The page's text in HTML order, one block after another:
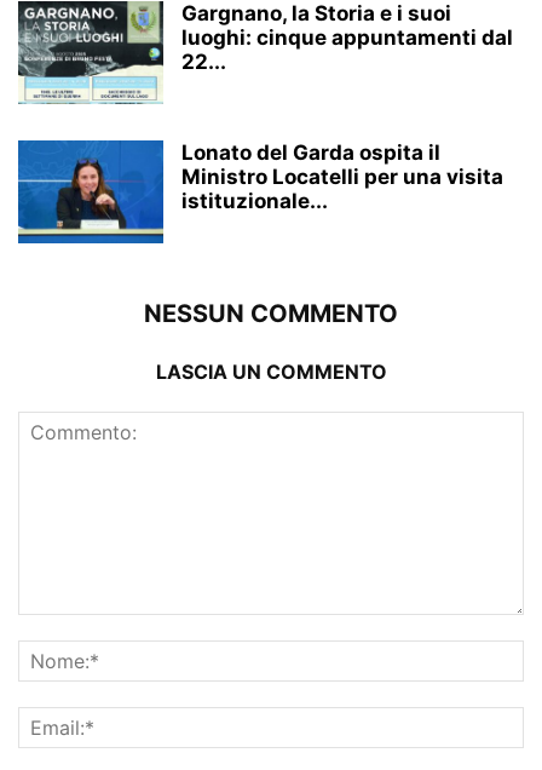
Gargnano, la Storia e i suoi
luoghi: cinque appuntamenti dal
22...
Lonato del Garda ospita il
Ministro Locatelli per una visita
istituzionale...
NESSUN COMMENTO
LASCIA UN COMMENTO